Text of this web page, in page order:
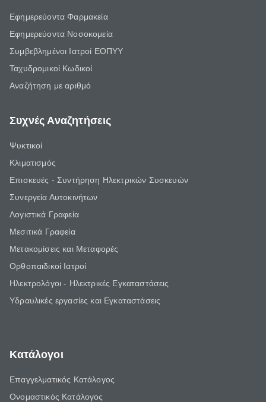
Εφημερεύοντα Φαρμακεία
Εφημερεύοντα Νοσοκομεία
Συμβεβλημένοι Ιατροί ΕΟΠΥΥ
Ταχυδρομικοί Κωδικοί
Αναζήτηση με αριθμό
Συχνές Αναζητήσεις
Ψυκτικοί
Κλιματισμός
Επισκευές - Συντήρηση Ηλεκτρικών Συσκευών
Συνεργεία Αυτοκινήτων
Λογιστικά Γραφεία
Μεσιτικά Γραφεία
Μετακομίσεις και Μεταφορές
Ορθοπαιδικοί Ιατροί
Ηλεκτρολόγοι - Ηλεκτρικές Εγκαταστάσεις
Υδραυλικές εργασίες και Εγκαταστάσεις
Κατάλογοι
Επαγγελματικός Κατάλογος
Ονομαστικός Κατάλογος